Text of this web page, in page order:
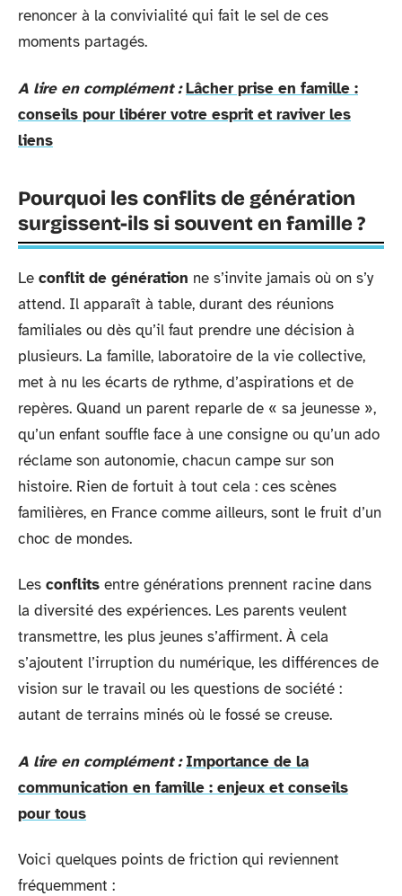
renoncer à la convivialité qui fait le sel de ces
moments partagés.
A lire en complément : Lâcher prise en famille :
conseils pour libérer votre esprit et raviver les
liens
Pourquoi les conflits de génération
surgissent-ils si souvent en famille ?
Le conflit de génération ne s’invite jamais où on s’y
attend. Il apparaît à table, durant des réunions
familiales ou dès qu’il faut prendre une décision à
plusieurs. La famille, laboratoire de la vie collective,
met à nu les écarts de rythme, d’aspirations et de
repères. Quand un parent reparle de « sa jeunesse »,
qu’un enfant souffle face à une consigne ou qu’un ado
réclame son autonomie, chacun campe sur son
histoire. Rien de fortuit à tout cela : ces scènes
familières, en France comme ailleurs, sont le fruit d’un
choc de mondes.
Les conflits entre générations prennent racine dans
la diversité des expériences. Les parents veulent
transmettre, les plus jeunes s’affirment. À cela
s’ajoutent l’irruption du numérique, les différences de
vision sur le travail ou les questions de société :
autant de terrains minés où le fossé se creuse.
A lire en complément : Importance de la
communication en famille : enjeux et conseils
pour tous
Voici quelques points de friction qui reviennent
fréquemment :